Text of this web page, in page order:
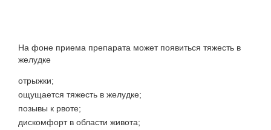
На фоне приема препарата может появиться тяжесть в
желудке
отрыжки;
ощущается тяжесть в желудке;
позывы к рвоте;
дискомфорт в области живота;